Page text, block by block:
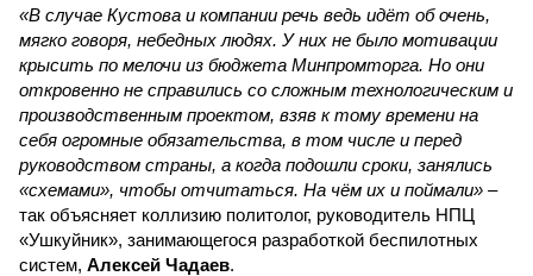
«В случае Кустова и компании речь ведь идёт об очень,
мягко говоря, небедных людях. У них не было мотивации
крысить по мелочи из бюджета Минпромторга. Но они
откровенно не справились со сложным технологическим и
производственным проектом, взяв к тому времени на
себя огромные обязательства, в том числе и перед
руководством страны, а когда подошли сроки, занялись
«схемами», чтобы отчитаться. На чём их и поймали» –
так объясняет коллизию политолог, руководитель НПЦ
«Ушкуйник», занимающегося разработкой беспилотных
систем, Алексей Чадаев.